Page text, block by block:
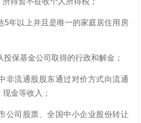
5年以上并且是唯一的家庭居住用房
保基金公司取得的行政和解金；
非流通股股东通过对价方式向流通
金等收入；
公司股票、全国中小企业股份转让